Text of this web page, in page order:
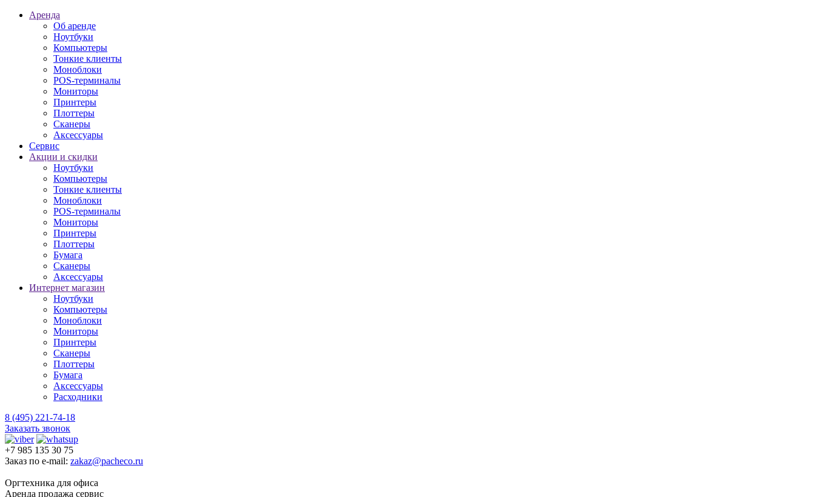
Аренда
Об аренде
Ноутбуки
Компьютеры
Тонкие клиенты
Моноблоки
POS-терминалы
Мониторы
Принтеры
Плоттеры
Сканеры
Аксессуары
Сервис
Акции и скидки
Ноутбуки
Компьютеры
Тонкие клиенты
Моноблоки
POS-терминалы
Мониторы
Принтеры
Плоттеры
Бумага
Сканеры
Аксессуары
Интернет магазин
Ноутбуки
Компьютеры
Моноблоки
Мониторы
Принтеры
Сканеры
Плоттеры
Бумага
Аксессуары
Расходники
8 (495) 221-74-18
Заказать звонок
+7 985 135 30 75
Заказ по e-mail: zakaz@pacheco.ru
Оргтехника для офиса
Аренда продажа сервис